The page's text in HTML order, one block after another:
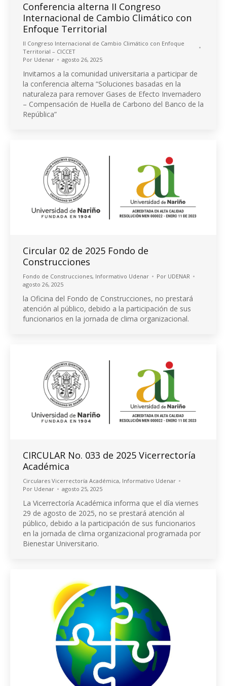
Conferencia alterna II Congreso
Internacional de Cambio Climático con
Enfoque Territorial
ll Congreso Internacional de Cambio Climático con Enfoque
Territorial – CICCET
Por Udenar agosto 26, 2025
Invitamos a la comunidad universitaria a participar de
la conferencia alterna “Soluciones basadas en la
naturaleza para remover Gases de Efecto Invernadero
– Compensación de Huella de Carbono del Banco de la
República”
Circular 02 de 2025 Fondo de
Construcciones
Fondo de Construcciones, Informativo Udenar Por UDENAR
agosto 26, 2025
la Oficina del Fondo de Construcciones, no prestará
atención al público, debido a la participación de sus
funcionarios en la jornada de clima organizacional.
CIRCULAR No. 033 de 2025 Vicerrectoría
Académica
Circulares Vicerrectoría Académica, Informativo Udenar
Por Udenar agosto 25, 2025
La Vicerrectoría Académica informa que el día viernes
29 de agosto de 2025, no se prestará atención al
público, debido a la participación de sus funcionarios
en la jornada de clima organizacional programada por
Bienestar Universitario.